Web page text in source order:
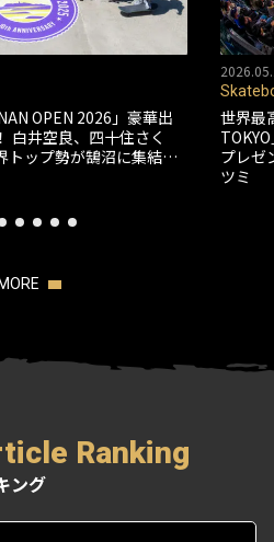
OPEN 2026」豪華出
白井空良、四十住さく
トップ勢が鵠沼に集結…
世界最
プレゼ
ツミ
Ranking
ング